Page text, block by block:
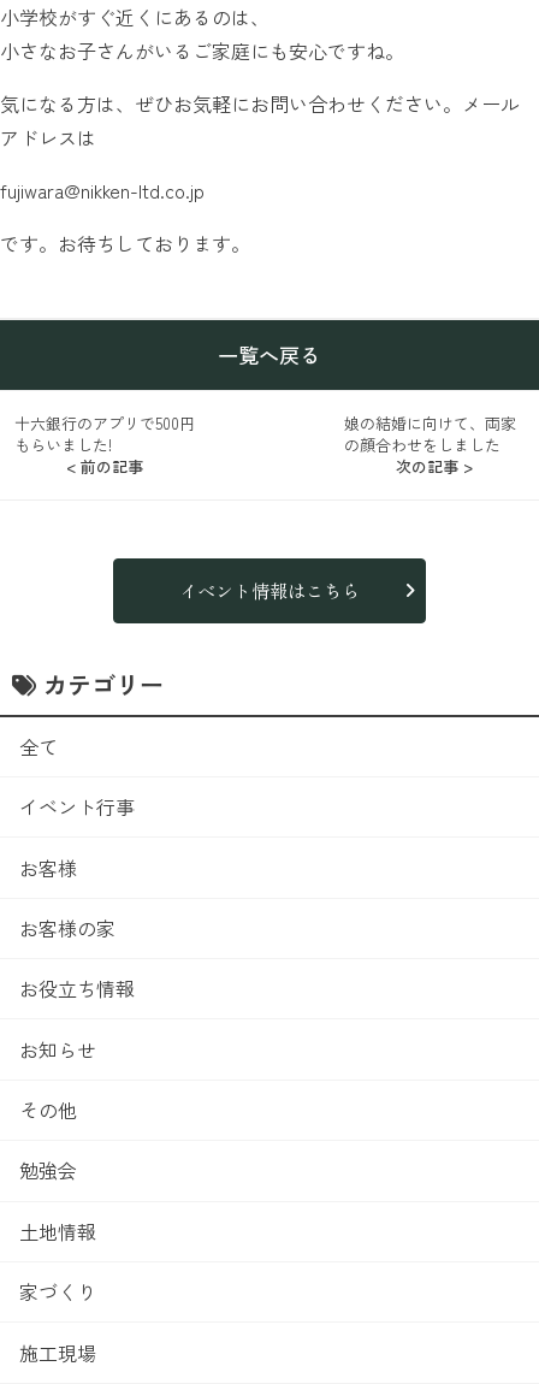
小学校がすぐ近くにあるのは、
小さなお子さんがいるご家庭にも安心ですね。
気になる方は、ぜひお気軽にお問い合わせください。メール
アドレスは
fujiwara@nikken-ltd.co.jp
です。お待ちしております。
< 前の記事
十六銀行のアプリで500円
もらいました!
一覧へ戻る
娘の結婚に向けて、両家
の顔合わせをしました
次の記事 >
イベント情報はこちら
カテゴリー
全て
イベント行事
お客様
お客様の家
お役立ち情報
お知らせ
その他
勉強会
土地情報
家づくり
施工現場